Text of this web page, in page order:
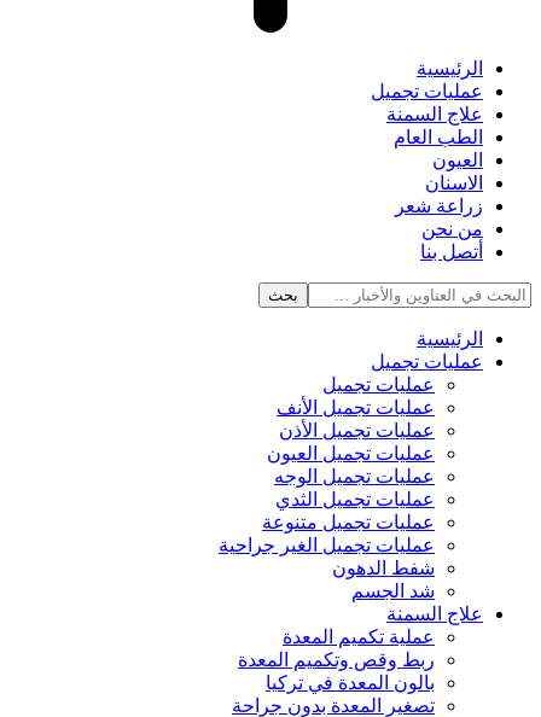
الرئيسية
عمليات تجميل
علاج السمنة
الطب العام
العيون
الاسنان
زراعة شعر
من نحن
أتصل بنا
الرئيسية
عمليات تجميل
عمليات تجميل
عمليات تجميل الأنف
عمليات تجميل الأذن
عمليات تجميل العيون
عمليات تجميل الوجه
عمليات تجميل الثدي
عمليات تجميل متنوعة
عمليات تجميل الغير جراحية
شفط الدهون
شد الجسم
علاج السمنة
عملية تكميم المعدة
ربط وقص وتكميم المعدة
بالون المعدة في تركيا
تصغير المعدة بدون جراحة